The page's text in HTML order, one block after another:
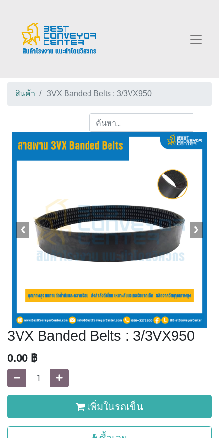
สินค้า 3VX Banded Belts : 3/3VX950
3VX Banded Belts : 3/3VX950
0.00 ฿
เพิ่มในรถเข็น